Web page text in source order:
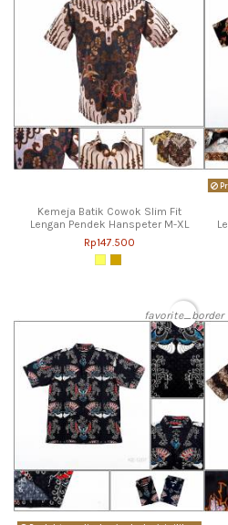
Kemeja Batik Cowok Slim Fit
Lengan Pendek Hanspeter M-XL
Rp147.500
favorite_border